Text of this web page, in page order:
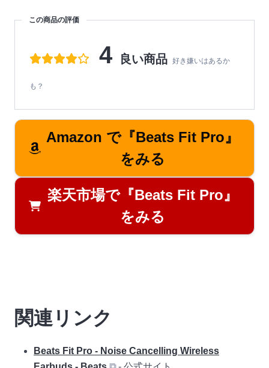
この商品の評価
4 良い商品 好き嫌いはあるか
も？
Amazon で『Beats Fit Pro』
をみる
楽天市場で『Beats Fit Pro』
をみる
関連リンク
Beats Fit Pro - Noise Cancelling Wireless